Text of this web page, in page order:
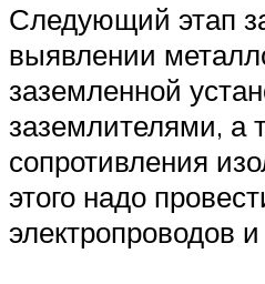
Следующий этап
выявлении
заземленной
заземлителями, а
сопротивления
этого надо
электропроводов